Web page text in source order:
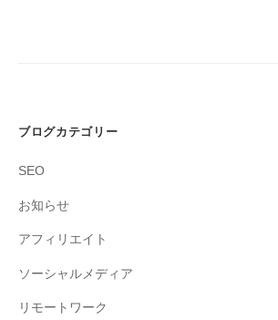
ブログカテゴリー
SEO
お知らせ
アフィリエイト
ソーシャルメディア
リモートワーク